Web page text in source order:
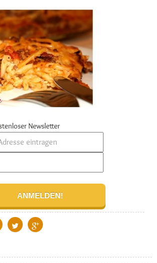
Newsletter